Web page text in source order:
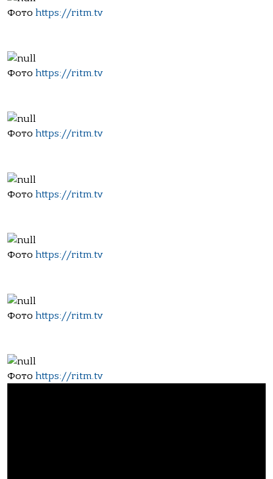
Фото https://ritm.tv
Фото https://ritm.tv
Фото https://ritm.tv
Фото https://ritm.tv
Фото https://ritm.tv
Фото https://ritm.tv
Фото https://ritm.tv